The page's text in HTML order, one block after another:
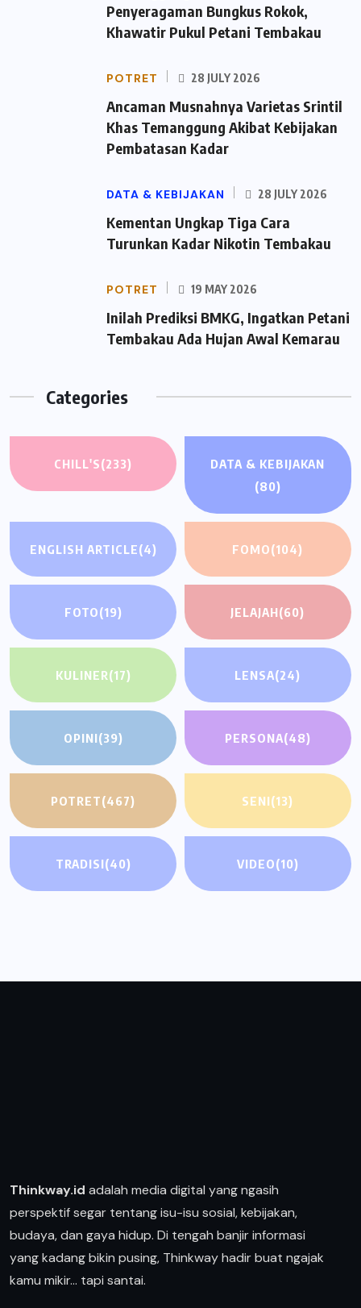
Penyeragaman Bungkus Rokok,
Khawatir Pukul Petani Tembakau
POTRET 28 JULY 2026
Ancaman Musnahnya Varietas Srintil
Khas Temanggung Akibat Kebijakan
Pembatasan Kadar
DATA & KEBIJAKAN 28 JULY 2026
Kementan Ungkap Tiga Cara
Turunkan Kadar Nikotin Tembakau
POTRET 19 MAY 2026
Inilah Prediksi BMKG, Ingatkan Petani
Tembakau Ada Hujan Awal Kemarau
Categories
CHILL'S(233)
DATA & KEBIJAKAN
(80)
ENGLISH ARTICLE(4) FOMO(104)
FOTO(19) JELAJAH(60)
KULINER(17) LENSA(24)
OPINI(39) PERSONA(48)
POTRET(467) SENI(13)
TRADISI(40) VIDEO(10)
Thinkway.id adalah media digital yang ngasih
perspektif segar tentang isu-isu sosial, kebijakan,
budaya, dan gaya hidup. Di tengah banjir informasi
yang kadang bikin pusing, Thinkway hadir buat ngajak
kamu mikir… tapi santai.